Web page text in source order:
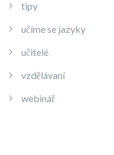
tipy
učíme se jazyky
učitelé
vzdělávaní
webinář